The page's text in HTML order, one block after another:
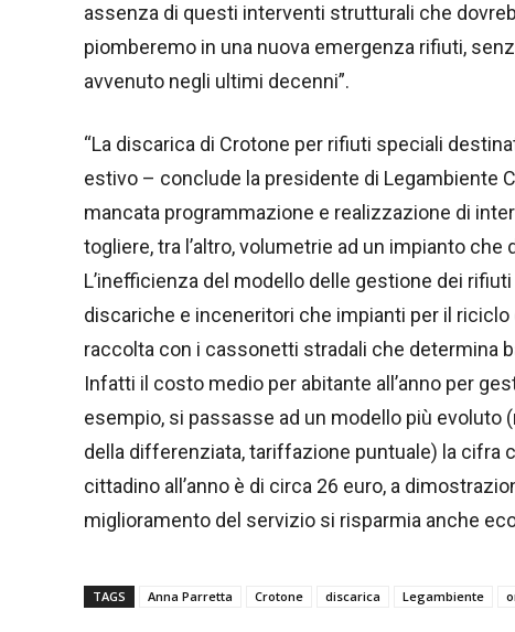
assenza di questi interventi strutturali che
piomberemo in una nuova emergenza rifiuti,
avvenuto negli ultimi decenni”.
“La discarica di Crotone per rifiuti speciali
estivo – conclude la presidente di Legambiente
mancata programmazione e realizzazione di
togliere, tra l’altro, volumetrie ad un impianto
L’inefficienza del modello delle gestione dei
discariche e inceneritori che impianti per il
raccolta con i cassonetti stradali che determina
Infatti il costo medio per abitante all’anno per
esempio, si passasse ad un modello più evoluto
della differenziata, tariffazione puntuale) la cifra
cittadino all’anno è di circa 26 euro, a
miglioramento del servizio si risparmia anche
TAGS Anna Parretta Crotone discarica Legambiente